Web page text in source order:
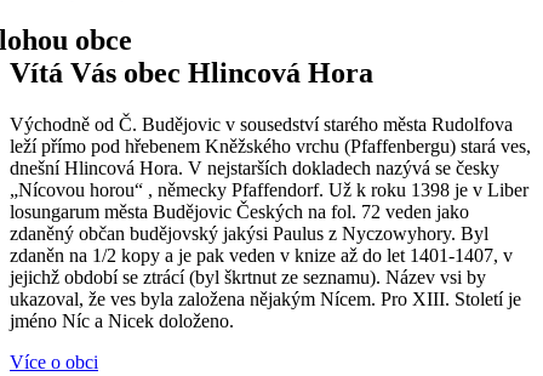
Vítá Vás obec Hlincová Hora
Východně od Č. Budějovic v sousedství starého města Rudolfova
leží přímo pod hřebenem Kněžského vrchu (Pfaffenbergu) stará ves,
dnešní Hlincová Hora. V nejstarších dokladech nazývá se česky
„Nícovou horou“ , německy Pfaffendorf. Už k roku 1398 je v Liber
losungarum města Budějovic Českých na fol. 72 veden jako
zdaněný občan budějovský jakýsi Paulus z Nyczowyhory. Byl
zdaněn na 1/2 kopy a je pak veden v knize až do let 1401-1407, v
jejichž období se ztrácí (byl škrtnut ze seznamu). Název vsi by
ukazoval, že ves byla založena nějakým Nícem. Pro XIII. Století je
jméno Níc a Nicek doloženo.
Více o obci